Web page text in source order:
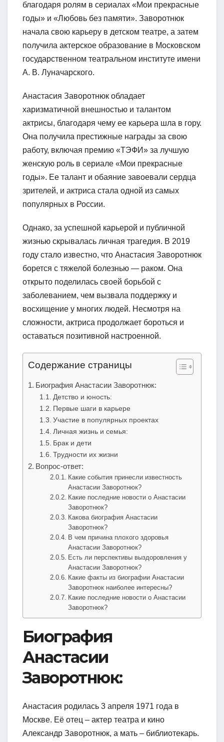
благодаря ролям в сериалах «Мои прекрасные
годы» и «Любовь без памяти». Заворотнюк
начала свою карьеру в детском театре, а затем
получила актерское образование в Московском
государственном театральном институте имени
А. В. Луначарского.
Анастасия Заворотнюк обладает
харизматичной внешностью и талантом
актрисы, благодаря чему ее карьера шла в гору.
Она получила престижные награды за свою
работу, включая премию «ТЭФИ» за лучшую
женскую роль в сериале «Мои прекрасные
годы». Ее талант и обаяние завоевали сердца
зрителей, и актриса стала одной из самых
популярных в России.
Однако, за успешной карьерой и публичной
жизнью скрывалась личная трагедия. В 2019
году стало известно, что Анастасия Заворотнюк
борется с тяжелой болезнью — раком. Она
открыто поделилась своей борьбой с
заболеванием, чем вызвала поддержку и
восхищение у многих людей. Несмотря на
сложности, актриса продолжает бороться и
оставаться позитивной настроенной.
Содержание страницы
Биография Анастасии Заворотнюк:
Детство и юность:
Первые шаги в карьере
Участие в популярных проектах
Личная жизнь и семья:
Брак и дети
Трудности их жизни
Вопрос-ответ:
Какие события принесли известность
Анастасии Заворотнюк?
Какие последние новости о Анастасии
Заворотнюк?
Какова биография Анастасии
Заворотнюк?
В чем причина плохого здоровья
Анастасии Заворотнюк?
Есть ли перспективы выздоровления у
Анастасии Заворотнюк?
Какие факты из биографии Анастасии
Заворотнюк наиболее интересны?
Какие последние новости о Анастасии
Заворотнюк?
Биография
Анастасии
Заворотнюк:
Анастасия родилась 3 апреля 1971 года в
Москве. Её отец – актер театра и кино
Александр Заворотнюк, а мать – библиотекарь.